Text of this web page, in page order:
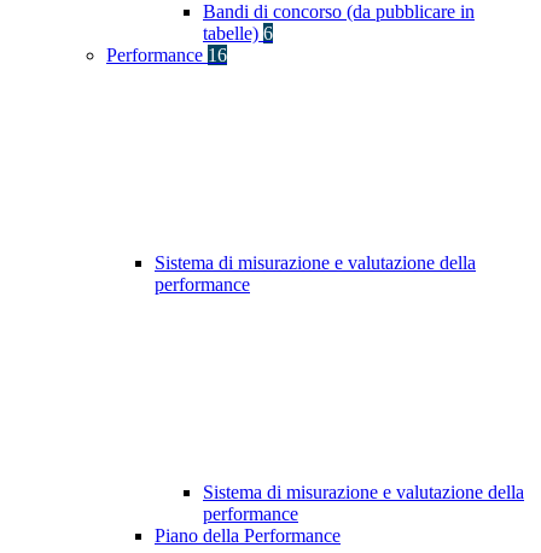
Bandi di concorso (da pubblicare in
tabelle) 6
Performance 16
Sistema di misurazione e valutazione della
performance
Sistema di misurazione e valutazione della
performance
Piano della Performance